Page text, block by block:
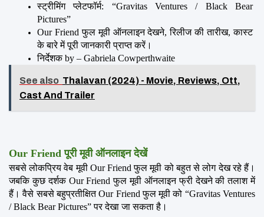
स्ट्रीमिंग प्लेटफॉर्म: “Gravitas Ventures / Black Bear
Pictures”
Our Friend फुल मूवी ऑनलाइन देखने, रिलीज की तारीख, कास्ट
के बारे में पूरी जानकारी प्राप्त करें।
निर्देशक by – Gabriela Cowperthwaite
See also Thalavan (2024) - Movie, Reviews, Ott,
Cast And Trailer
Our Friend पूरी मूवी ऑनलाइन देखें
सबसे लोकप्रिय वेब मूवी Our Friend फुल मूवी को बहुत से लोग देख रहे हैं।
जबकि कुछ दर्शक Our Friend फुल मूवी ऑनलाइन फ्री देखने की तलाश में
हैं। वैसे सबसे बहुप्रतीक्षित Our Friend फुल मूवी को “Gravitas Ventures
/ Black Bear Pictures” पर देखा जा सकता है।